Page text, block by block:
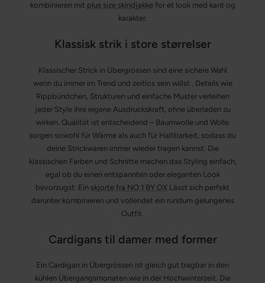
kombinieren mit plus size skindjakkefor et look med kant og
karakter.
Klassisk strik i store størrelser
Klassischer Strick in Übergrössen sind eine sichere Wahl
wenn du immer im Trend und zeitlos sein willst . Details wie
Rippbündchen, Strukturen und einfache Muster verleihen
jeder Style ihre eigene Ausdruckskraft, ohne überladen zu
wirken. Qualität ist entscheidend – Baumwolle und Wolle
sorgen sowohl für Wärme als auch für Haltbarkeit, sodass du
deine Strickwaren immer wieder tragen kannst. Die
klassischen Farben und Schnitte machen das Styling einfach,
egal ob du einen entspannten oder eleganten Look
bevorzugst. Ein skjorte fra NO.1 BY OX Lässt sich perfekt
darunter kombinieren und vollendet ein rundum gelungenes
Outfit.
Cardigans til damer med former
Ein Cardigan in Übergrössen ist gleich gut tragbar in den
kühlen Übergangsmonaten wie in der Hochwinterzeit. Die